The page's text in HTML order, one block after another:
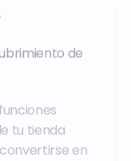
de
tu tienda
en